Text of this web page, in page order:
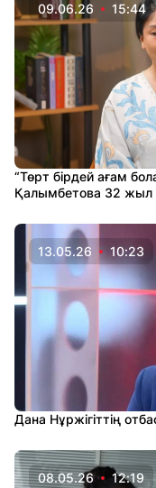
09.06.26 15:44
“Төрт бірдей ағам
Қалымбетова 32 жыл
13.05.26 10:23
Дана Нұржігіттің
08.05.26 12:19